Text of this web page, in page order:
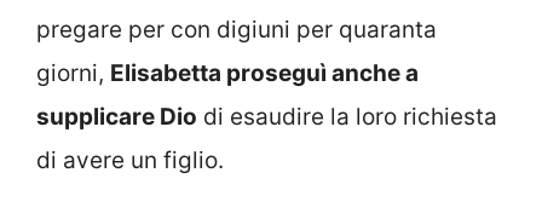
pregare per con digiuni per quaranta
giorni, Elisabetta proseguì anche a
supplicare Dio di esaudire la loro richiesta
di avere un figlio.